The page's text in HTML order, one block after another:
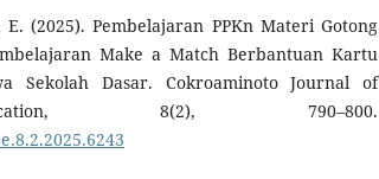
(2025). Pembelajaran PPKn Materi Gotong
Make a Match Berbantuan Kartu
Sekolah Dasar. Cokroaminoto Journal of
8(2), 790–800.